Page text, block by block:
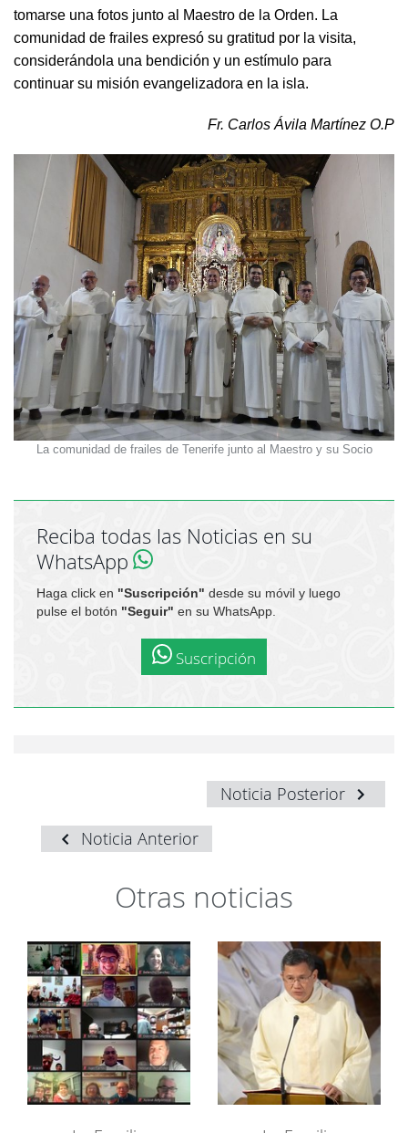
tomarse una fotos junto al Maestro de la Orden. La
comunidad de frailes expresó su gratitud por la visita,
considerándola una bendición y un estímulo para
continuar su misión evangelizadora en la isla.
Fr. Carlos Ávila Martínez O.P
La comunidad de frailes de Tenerife junto al Maestro y su Socio
Reciba todas las Noticias en su
WhatsApp
Haga click en "Suscripción" desde su móvil y luego
pulse el botón "Seguir" en su WhatsApp.
Suscripción
Noticia Posterior
Noticia Anterior
Otras noticias